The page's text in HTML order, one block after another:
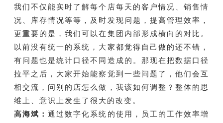
我们不仅能实时了解每个店每天的客户情况、销售情
况、库存情况等等，及时发现问题，提高管理效率，
更重要的是，我们可以在集团内部形成横向的对比。
以前没有统一的系统，大家都觉得自己做的还不错，
有问题也是统计口径不同造成的。那现在把数据口径
拉平之后，大家开始能察觉到一些问题了，他们会互
相交流，问别的店怎么做，我该如何调整？整体的思
维上、意识上发生了很大的改变。
高海斌：通过数字化系统的使用，员工的工作效率增